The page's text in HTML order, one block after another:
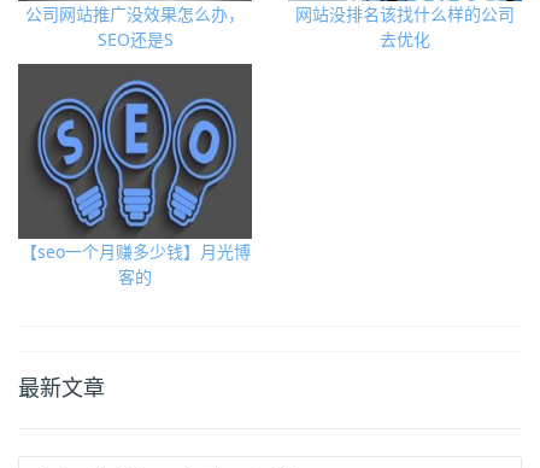
公司网站推广没效果怎么办，
SEO还是S
网站没排名该找什么样的公司
去优化
【seo一个月赚多少钱】月光博
客的
最新文章